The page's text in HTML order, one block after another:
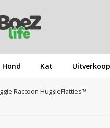
Hond Kat Uitverkoop
Raccoon HuggleFlatties™